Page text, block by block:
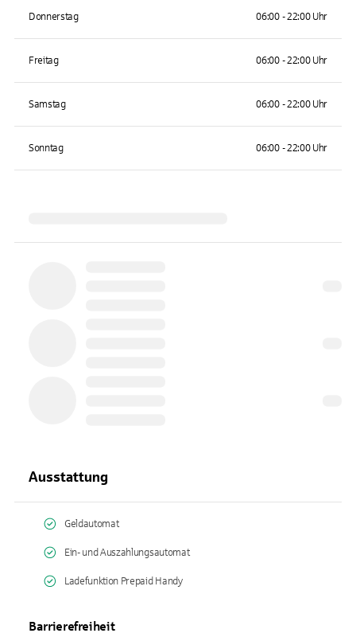
Donnerstag 06:00 - 22:00 Uhr
Freitag 06:00 - 22:00 Uhr
Samstag 06:00 - 22:00 Uhr
Sonntag 06:00 - 22:00 Uhr
Ausstattung
Geldautomat
Ein- und Auszahlungsautomat
Ladefunktion Prepaid Handy
Barrierefreiheit